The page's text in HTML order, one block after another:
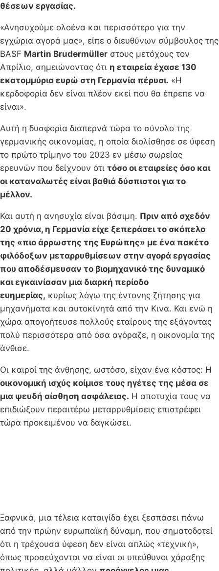
θέσεων εργασίας.
«Ανησυχούμε ολοένα και περισσότερο για την
εγχώρια αγορά μας», είπε ο διευθύνων σύμβουλος της
BASF Martin Brudermüller στους μετόχους τον
Απρίλιο, σημειώνοντας ότι η εταιρεία έχασε 130
εκατομμύρια ευρώ στη Γερμανία πέρυσι. «Η
κερδοφορία δεν είναι πλέον εκεί που θα έπρεπε να
είναι».
Αυτή η δυσφορία διαπερνά τώρα το σύνολο της
γερμανικής οικονομίας, η οποία διολίσθησε σε ύφεση
το πρώτο τρίμηνο του 2023 εν μέσω σωρείας
ερευνών που δείχνουν ότι τόσο οι εταιρείες όσο και
οι καταναλωτές είναι βαθιά δύσπιστοι για το
μέλλον.
Και αυτή η ανησυχία είναι βάσιμη. Πριν από σχεδόν
20 χρόνια, η Γερμανία είχε ξεπεράσει το σκόπελο
της «πιο άρρωστης της Ευρώπης» με ένα πακέτο
φιλόδοξων μεταρρυθμίσεων στην αγορά εργασίας
που αποδέσμευσαν το βιομηχανικό της δυναμικό
και εγκαινίασαν μια διαρκή περίοδο
ευημερίας, κυρίως λόγω της έντονης ζήτησης για
μηχανήματα και αυτοκίνητά από την Κινα. Και ενώ η
χώρα απογοήτευσε πολλούς εταίρους της εξάγοντας
πολύ περισσότερα από όσα αγόραζε, η οικονομία της
άνθισε.
Οι καιροί της άνθησης, ωστόσο, είχαν ένα κόστος: Η
οικονομική ισχύς κοίμισε τους ηγέτες της μέσα σε
μια ψευδή αίσθηση ασφάλειας. Η αποτυχία τους να
επιδιώξουν περαιτέρω μεταρρυθμίσεις επιστρέφει
τώρα προκειμένου να δαγκώσει.
Ξαφνικά, μια τέλεια καταιγίδα έχει ξεσπάσει πάνω
από την πρώην ευρωπαϊκή δύναμη, που σηματοδοτεί
ότι η τρέχουσα ύφεση δεν είναι απλώς «τεχνική»,
όπως προσεύχονται να είναι οι υπεύθυνοι χάραξης